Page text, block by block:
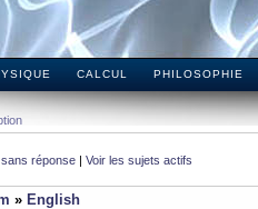
CALCUL PHILOSOPHIE
réponse | Voir les sujets actifs
» English